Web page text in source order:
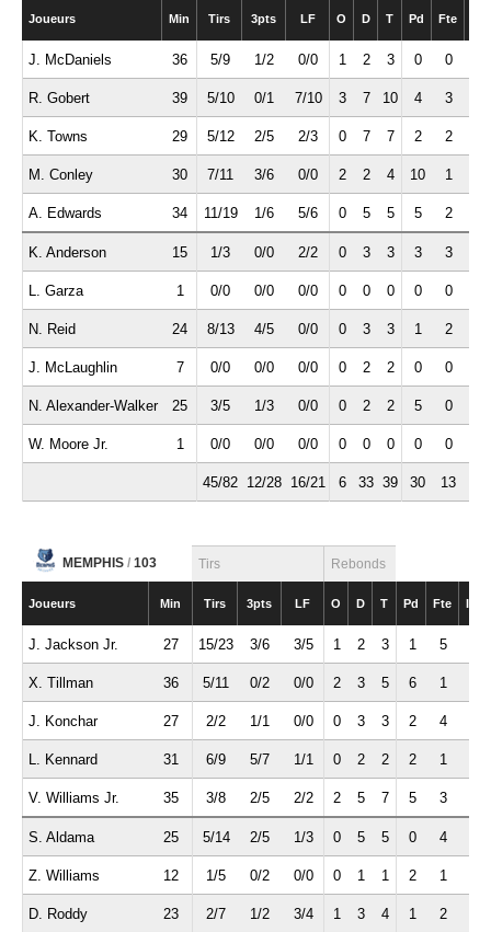
Joueurs Min Tirs 3pts LF O D T Pd Fte
J. McDaniels 36 5/9 1/2 0/0 1 2 3 0 0
R. Gobert 39 5/10 0/1 7/10 3 7 10 4 3
K. Towns 29 5/12 2/5 2/3 0 7 7 2 2
M. Conley 30 7/11 3/6 0/0 2 2 4 10 1
A. Edwards 34 11/19 1/6 5/6 0 5 5 5 2
K. Anderson 15 1/3 0/0 2/2 0 3 3 3 3
L. Garza 1 0/0 0/0 0/0 0 0 0 0 0
N. Reid 24 8/13 4/5 0/0 0 3 3 1 2
J. McLaughlin 7 0/0 0/0 0/0 0 2 2 0 0
N. Alexander-Walker 25 3/5 1/3 0/0 0 2 2 5 0
W. Moore Jr. 1 0/0 0/0 0/0 0 0 0 0 0
45/82 12/28 16/21 6 33 39 30 13
MEMPHIS / 103 Tirs Rebonds
Joueurs Min Tirs 3pts LF O D T Pd Fte Int
J. Jackson Jr. 27 15/23 3/6 3/5 1 2 3 1 5
X. Tillman 36 5/11 0/2 0/0 2 3 5 6 1
J. Konchar 27 2/2 1/1 0/0 0 3 3 2 4
L. Kennard 31 6/9 5/7 1/1 0 2 2 2 1
V. Williams Jr. 35 3/8 2/5 2/2 2 5 7 5 3
S. Aldama 25 5/14 2/5 1/3 0 5 5 0 4
Z. Williams 12 1/5 0/2 0/0 0 1 1 2 1
D. Roddy 23 2/7 1/2 3/4 1 3 4 1 2